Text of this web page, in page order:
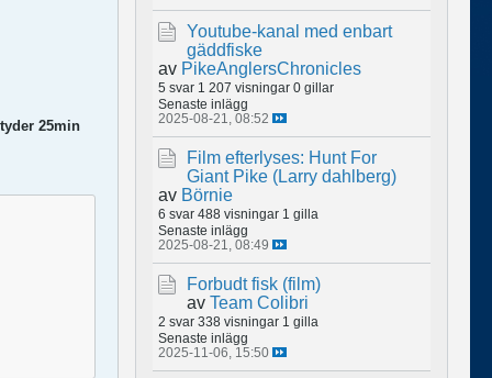
25min
Youtube-kanal med enbart
gäddfiske
av PikeAnglersChronicles
5 svar 1 207 visningar 0 gillar
Senaste inlägg
2025-08-21, 08:52
Film efterlyses: Hunt For
Giant Pike (Larry dahlberg)
av Börnie
6 svar 488 visningar 1 gilla
Senaste inlägg
2025-08-21, 08:49
Forbudt fisk (film)
av Team Colibri
2 svar 338 visningar 1 gilla
Senaste inlägg
2025-11-06, 15:50